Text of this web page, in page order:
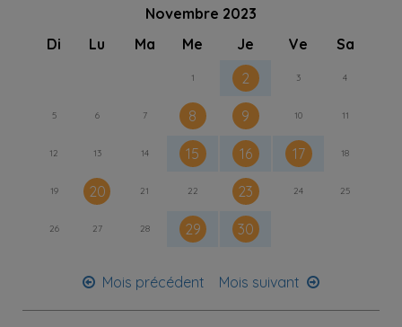
Novembre 2023
Di
Lu Ma Me Je Ve Sa
1 2 3 4
5 6 7 8 9 10 11
12 13 14 15 16 17 18
19 20 21 22 23 24 25
26 27 28 29 30
Mois précédent Mois suivant